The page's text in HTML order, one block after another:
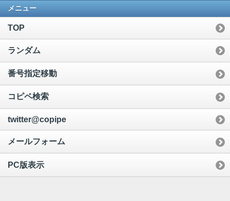
メニュー
TOP
ランダム
番号指定移動
コピペ検索
twitter@copipe
メールフォーム
PC版表示